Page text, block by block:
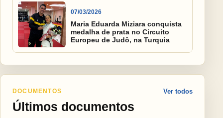
07/03/2026
Maria Eduarda Miziara conquista
medalha de prata no Circuito
Europeu de Judô, na Turquia
DOCUMENTOS
Últimos documentos
Ver todos